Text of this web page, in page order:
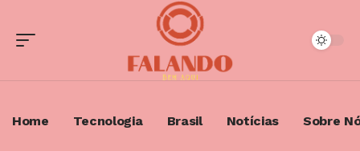
Home Tecnologia Brasil Notícias Sobre